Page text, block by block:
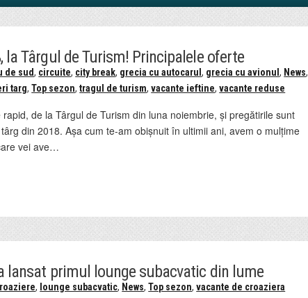
la Târgul de Turism! Principalele oferte
de sud, circuite, city break, grecia cu autocarul, grecia cu avionul, News,
targ,Top sezon,tragul de turism,vacante ieftine,vacante reduse
de la Târgul de Turism din luna noiembrie, și pregătirile sunt
din 2018. Așa cum te-am obișnuit în ultimii ani, avem o mulțime
vei ave…
lansat primul lounge subacvatic din lume
, lounge subacvatic, News,Top sezon,vacante de croaziera